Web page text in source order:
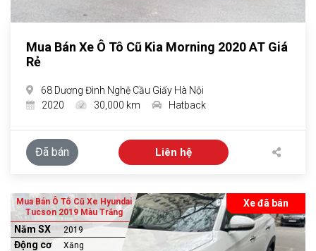
Mua Bán Xe Ô Tô Cũ Kia Morning 2020 AT Giá
Rẻ
68 Dương Đình Nghệ Cầu Giấy Hà Nội
2020
30,000 km Hatback
Đã bán Liên hệ
Xe đã bán
Mua Bán Ô Tô Cũ Xe Hyundai
Tucson 2019 Màu Trắng
Năm SX 2019
Động cơ Xăng